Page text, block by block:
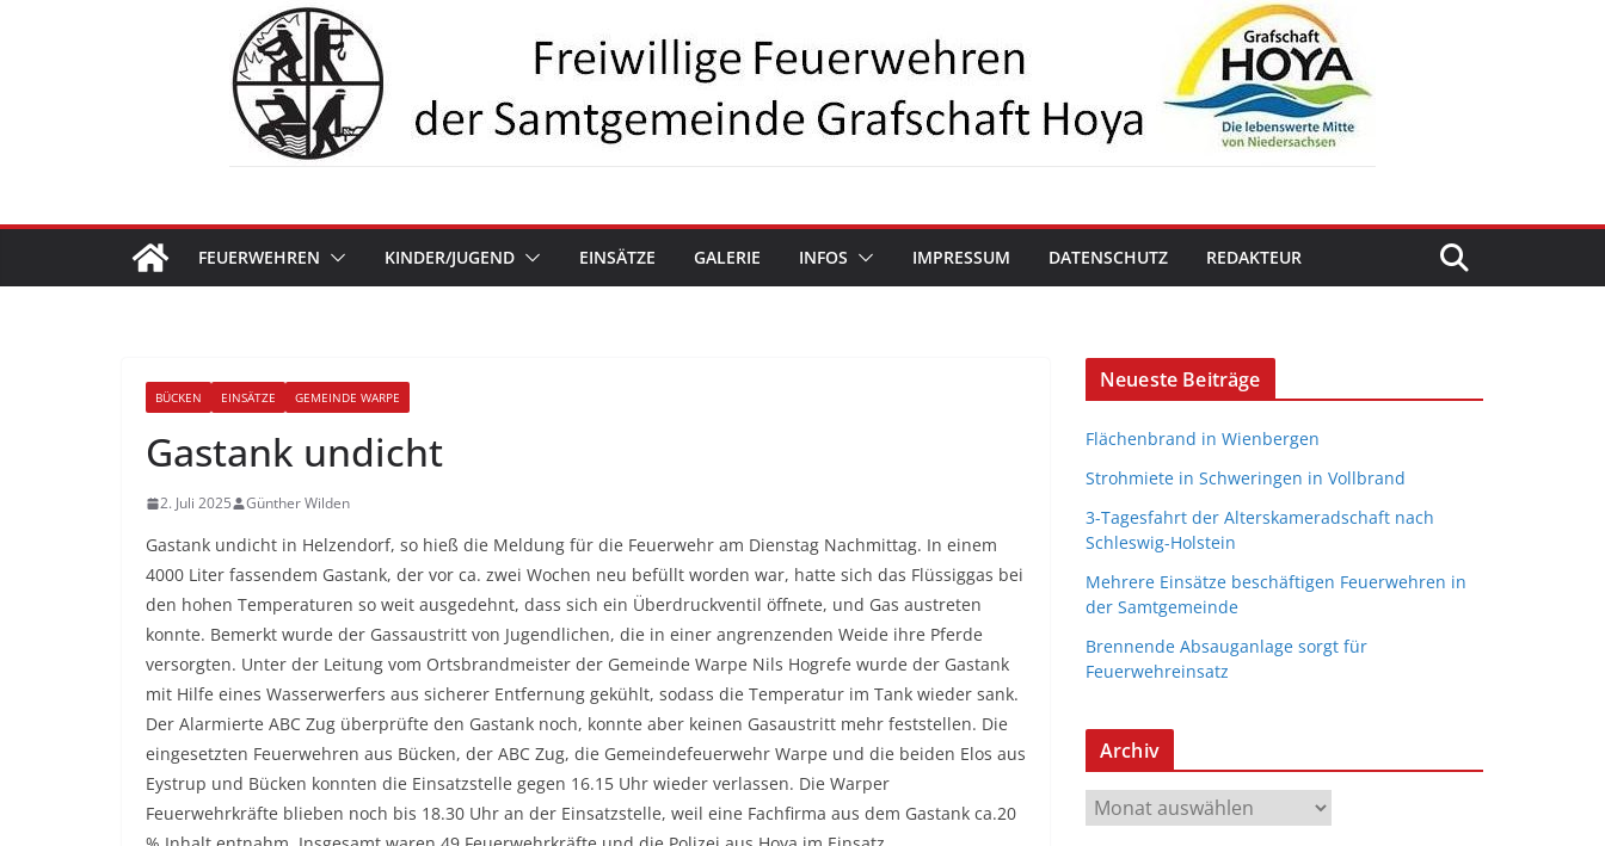
FEUERWEHREN KINDER/JUGEND EINSÄTZE GALERIE INFOS IMPRESSUM DATENSCHUTZ REDAKTEUR
BÜCKEN EINSÄTZE GEMEINDE WARPE
Gastank undicht
2. Juli 2025 Günther Wilden
Gastank undicht in Helzendorf, so hieß die Meldung für die Feuerwehr am Dienstag Nachmittag. In einem
4000 Liter fassendem Gastank, der vor ca. zwei Wochen neu befüllt worden war, hatte sich das Flüssiggas bei
den hohen Temperaturen so weit ausgedehnt, dass sich ein Überdruckventil öffnete, und Gas austreten
konnte. Bemerkt wurde der Gassaustritt von Jugendlichen, die in einer angrenzenden Weide ihre Pferde
versorgten. Unter der Leitung vom Ortsbrandmeister der Gemeinde Warpe Nils Hogrefe wurde der Gastank
mit Hilfe eines Wasserwerfers aus sicherer Entfernung gekühlt, sodass die Temperatur im Tank wieder sank.
Der Alarmierte ABC Zug überprüfte den Gastank noch, konnte aber keinen Gasaustritt mehr feststellen. Die
eingesetzten Feuerwehren aus Bücken, der ABC Zug, die Gemeindefeuerwehr Warpe und die beiden Elos aus
Eystrup und Bücken konnten die Einsatzstelle gegen 16.15 Uhr wieder verlassen. Die Warper
Feuerwehrkräfte blieben noch bis 18.30 Uhr an der Einsatzstelle, weil eine Fachfirma aus dem Gastank ca.20
Neueste Beiträge
Flächenbrand in Wienbergen
Strohmiete in Schweringen in Vollbrand
3-Tagesfahrt der Alterskameradschaft nach
Schleswig-Holstein
Mehrere Einsätze beschäftigen Feuerwehren in
der Samtgemeinde
Brennende Absauganlage sorgt für
Feuerwehreinsatz
Archiv
r